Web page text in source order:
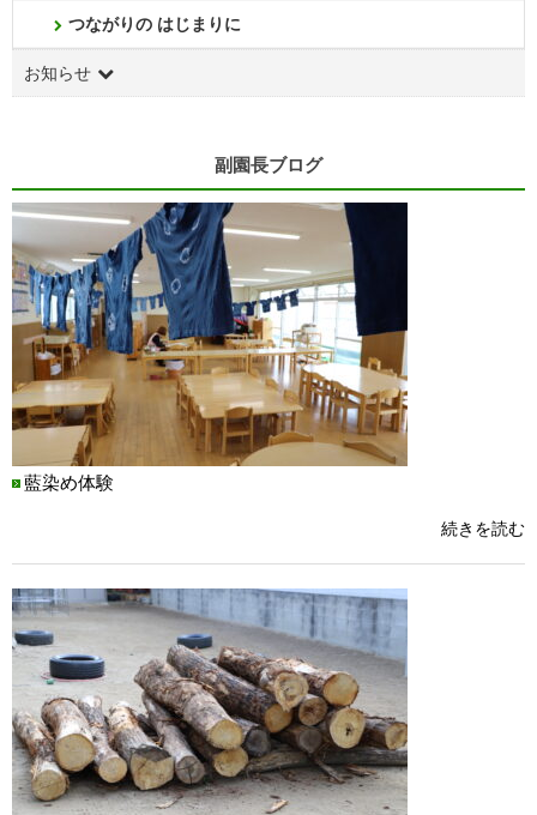
つながりの はじまりに
お知らせ
副園長ブログ
藍染め体験
続きを読む